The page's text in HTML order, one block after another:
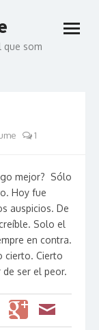
que som
open
1
mejor? Sólo
Hoy fue
auspicios. De
Solo el
en contra.
cierto. Cierto
de ser el peor.